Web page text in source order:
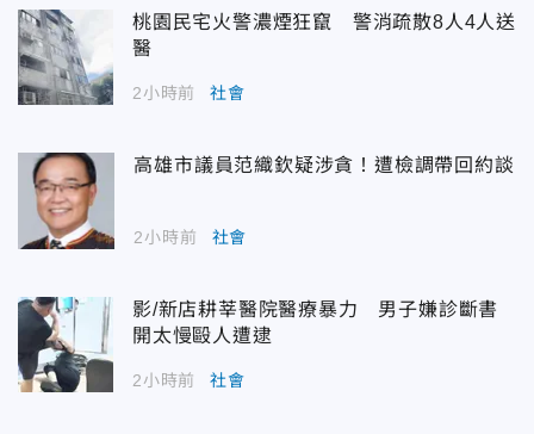
桃園民宅火警濃煙狂竄 警消疏散8人4人送
醫
2小時前 社會
高雄市議員范織欽疑涉貪！遭檢調帶回約談
2小時前 社會
影/新店耕莘醫院醫療暴力 男子嫌診斷書
開太慢毆人遭逮
2小時前 社會